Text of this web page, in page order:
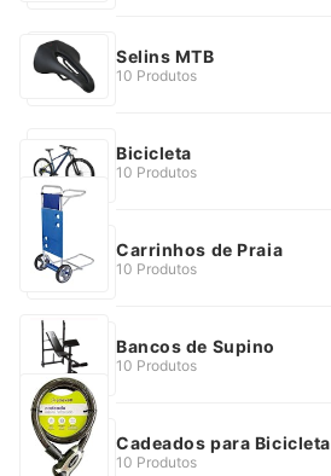
Selins MTB
10 Produtos
Bicicleta
10 Produtos
Carrinhos de Praia
10 Produtos
Bancos de Supino
10 Produtos
Cadeados para Bicicleta
10 Produtos